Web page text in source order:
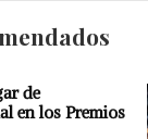
de
en los Premios